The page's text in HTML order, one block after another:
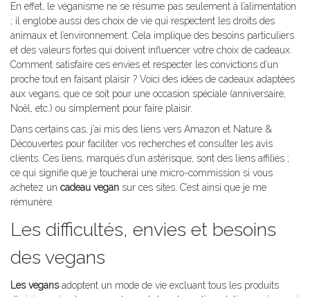
En effet, le véganisme ne se résume pas seulement à l’alimentation
; il englobe aussi des choix de vie qui respectent les droits des
animaux et l’environnement. Cela implique des besoins particuliers
et des valeurs fortes qui doivent influencer votre choix de cadeaux.
Comment satisfaire ces envies et respecter les convictions d’un
proche tout en faisant plaisir ? Voici des idées de cadeaux adaptées
aux vegans, que ce soit pour une occasion spéciale (anniversaire,
Noël, etc.) ou simplement pour faire plaisir.
Dans certains cas, j’ai mis des liens vers Amazon et Nature &
Découvertes pour faciliter vos recherches et consulter les avis
clients. Ces liens, marqués d’un astérisque, sont des liens affiliés ;
ce qui signifie que je toucherai une micro-commission si vous
achetez un cadeau vegan sur ces sites. C’est ainsi que je me
rémunère.
Les difficultés, envies et besoins
des vegans
Les vegansadoptent un mode de vie excluant tous les produits